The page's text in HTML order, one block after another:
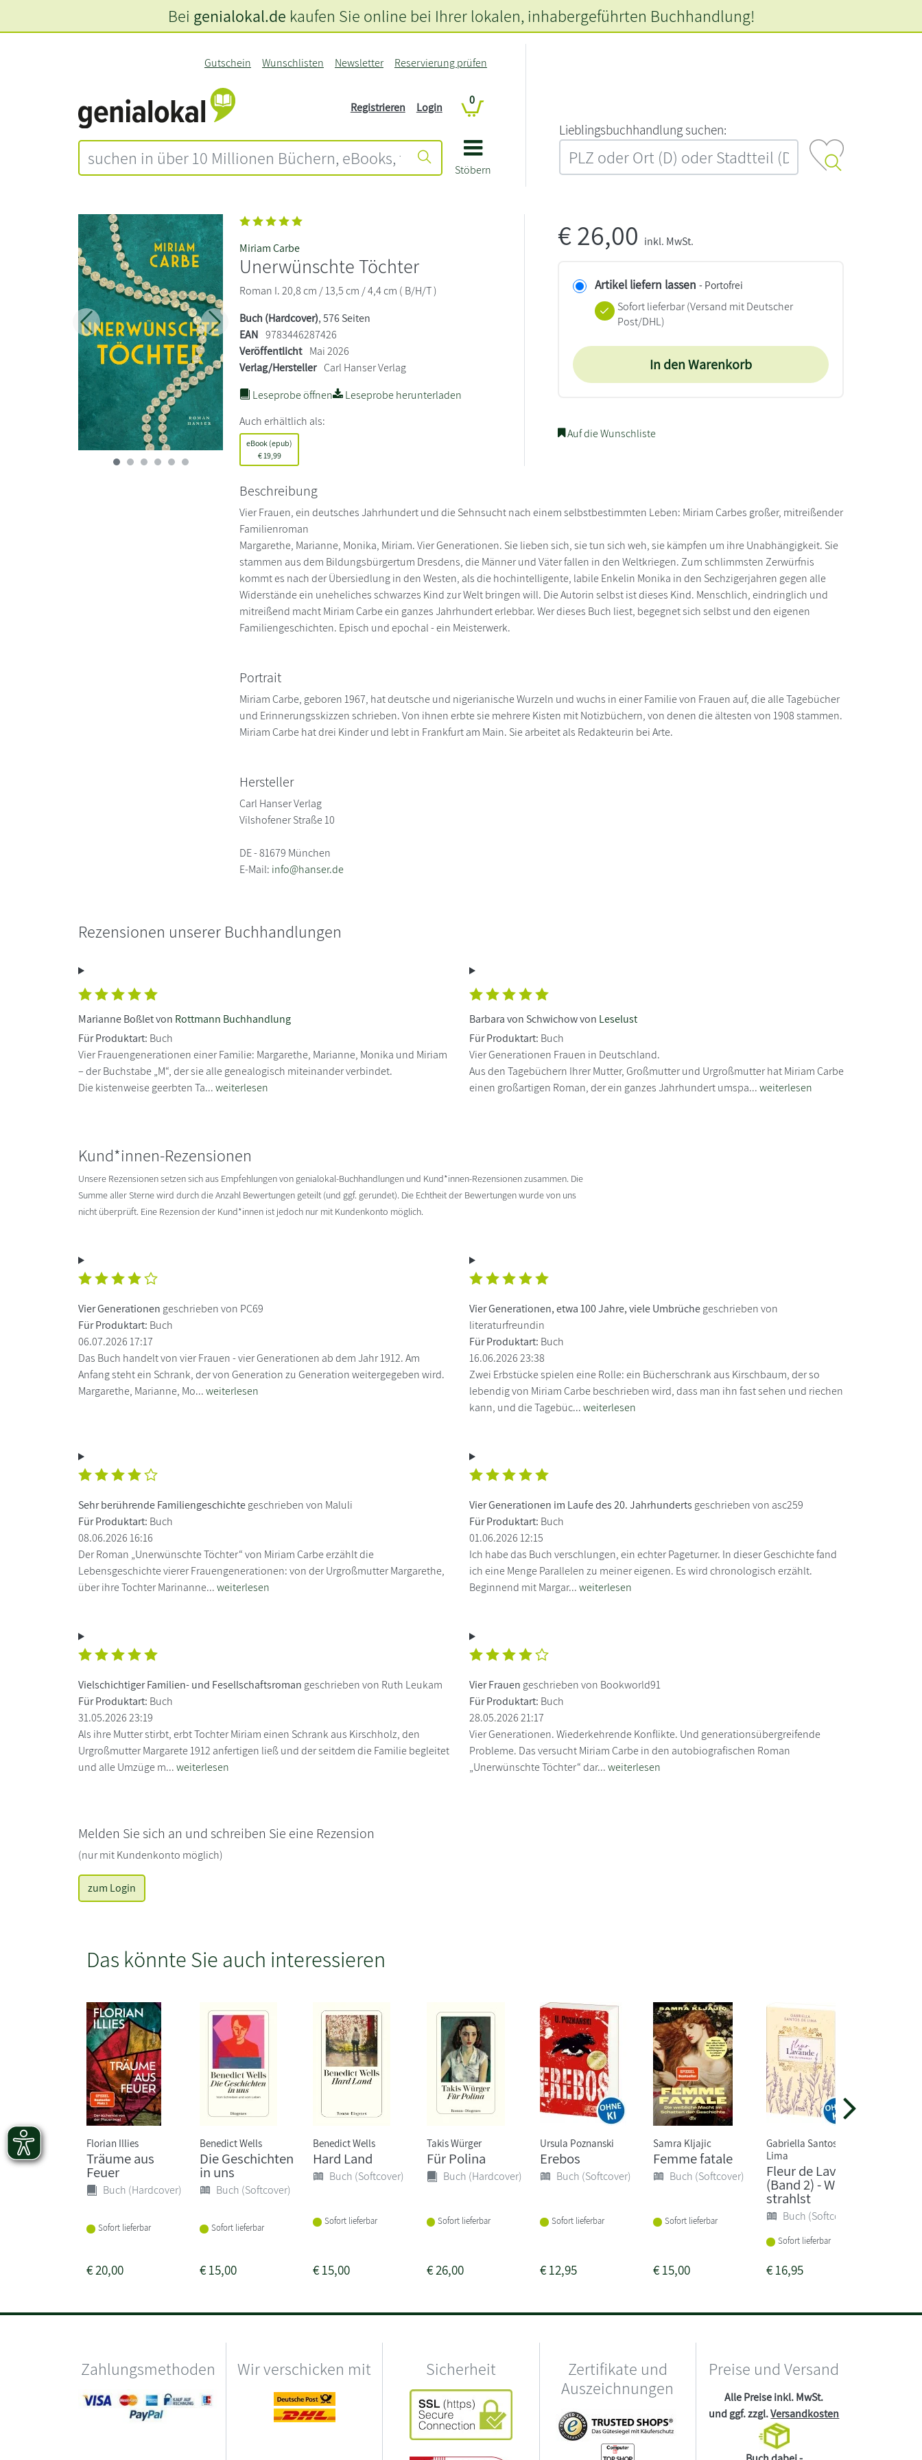
Stöbern
Gutschein Wunschlisten Newsletter Reservierung prüfen
Registrieren Login
0
L‍i‍e‍b‍l‍i‍n‍g‍s‍b‍u‍c‍h‍h‍a‍n‍d‍l‍u‍n‍g‍ ‍s‍u‍c‍h‍e‍n‍:‍
Bei genialokal.de kaufen Sie online bei Ihrer lokalen, inhabergeführten Buchhandlung!
Zurück Weiter
Miriam Carbe
Unerwünschte Töchter
Roman I. 20,8 cm / 13,5 cm / 4,4 cm ( B/H/T )
Buch (Hardcover), 576 Seiten
EAN 9783446287426
Veröffentlicht Mai 2026
Verlag/Hersteller Carl Hanser Verlag
Leseprobe öffnen
Leseprobe herunterladen
Auch erhältlich als:
eBook (epub)
€19,99
€26,00 inkl. MwSt.
Artikel liefern lassen - Portofrei
Sofort lieferbar(Versand mit Deutscher
Post/DHL)
In den Warenkorb
Auf die Wunschliste
Beschreibung
Vier Frauen, ein deutsches Jahrhundert und die Sehnsucht nach einem selbstbestimmten Leben: Miriam Carbes großer, mitreißender
Familienroman
Margarethe, Marianne, Monika, Miriam. Vier Generationen. Sie lieben sich, sie tun sich weh, sie kämpfen um ihre Unabhängigkeit. Sie
stammen aus dem Bildungsbürgertum Dresdens, die Männer und Väter fallen in den Weltkriegen. Zum schlimmsten Zerwürfnis
kommt es nach der Übersiedlung in den Westen, als die hochintelligente, labile Enkelin Monika in den Sechzigerjahren gegen alle
Widerstände ein uneheliches schwarzes Kind zur Welt bringen will. Die Autorin selbst ist dieses Kind. Menschlich, eindringlich und
mitreißend macht Miriam Carbe ein ganzes Jahrhundert erlebbar. Wer dieses Buch liest, begegnet sich selbst und den eigenen
Familiengeschichten. Episch und epochal - ein Meisterwerk.
Portrait
Miriam Carbe, geboren 1967, hat deutsche und nigerianische Wurzeln und wuchs in einer Familie von Frauen auf, die alle Tagebücher
und Erinnerungsskizzen schrieben. Von ihnen erbte sie mehrere Kisten mit Notizbüchern, von denen die ältesten von 1908 stammen.
Miriam Carbe hat drei Kinder und lebt in Frankfurt am Main. Sie arbeitet als Redakteurin bei Arte.
Hersteller
Carl Hanser Verlag
Vilshofener Straße 10
DE - 81679 München
E-Mail: info@hanser.de
Rezensionen unserer Buchhandlungen
Marianne Boßlet von Rottmann Buchhandlung
Für Produktart: Buch
Vier Frauengenerationen einer Familie: Margarethe, Marianne, Monika und Miriam
– der Buchstabe „M“, der sie alle genealogisch miteinander verbindet.
Die kistenweise geerbten Ta...weiterlesen
Barbara von Schwichow von Leselust
Für Produktart: Buch
Vier Generationen Frauen in Deutschland.
Aus den Tagebüchern Ihrer Mutter, Großmutter und Urgroßmutter hat Miriam Carbe
einen großartigen Roman, der ein ganzes Jahrhundert umspa...weiterlesen
Kund*innen-Rezensionen
Unsere Rezensionen setzen sich aus Empfehlungen von genialokal-Buchhandlungen und Kund*innen-Rezensionen zusammen. Die
Summe aller Sterne wird durch die Anzahl Bewertungen geteilt (und ggf. gerundet). Die Echtheit der Bewertungen wurde von uns
nicht überprüft. Eine Rezension der Kund*innen ist jedoch nur mit Kundenkonto möglich.
Vier Generationen geschrieben von PC69
Für Produktart: Buch
06.07.2026 17:17
Das Buch handelt von vier Frauen - vier Generationen ab dem Jahr 1912. Am
Anfang steht ein Schrank, der von Generation zu Generation weitergegeben wird.
Margarethe, Marianne, Mo...weiterlesen
Vier Generationen, etwa 100 Jahre, viele Umbrüchegeschrieben von
literaturfreundin
Für Produktart: Buch
16.06.2026 23:38
Zwei Erbstücke spielen eine Rolle: ein Bücherschrank aus Kirschbaum, der so
lebendig von Miriam Carbe beschrieben wird, dass man ihn fast sehen und riechen
kann, und die Tagebüc...weiterlesen
Sehr berührende Familiengeschichtegeschrieben von Maluli
Für Produktart: Buch
08.06.2026 16:16
Der Roman „Unerwünschte Töchter“ von Miriam Carbe erzählt die
Lebensgeschichte vierer Frauengenerationen: von der Urgroßmutter Margarethe,
über ihre Tochter Marinanne...weiterlesen
Vier Generationen im Laufe des 20. Jahrhunderts geschrieben von asc259
Für Produktart: Buch
01.06.2026 12:15
Ich habe das Buch verschlungen, ein echter Pageturner. In dieser Geschichte fand
ich eine Menge Parallelen zu meiner eigenen. Es wird chronologisch erzählt.
Beginnend mit Margar...weiterlesen
Vielschichtiger Familien- und Fesellschaftsroman geschrieben von Ruth Leukam
Für Produktart: Buch
31.05.2026 23:19
Als ihre Mutter stirbt, erbt Tochter Miriam einen Schrank aus Kirschholz, den
Urgroßmutter Margarete 1912 anfertigen ließ und der seitdem die Familie begleitet
und alle Umzüge m...weiterlesen
Vier Frauen geschrieben von Bookworld91
Für Produktart: Buch
28.05.2026 21:17
Vier Generationen. Wiederkehrende Konflikte. Und generationsübergreifende
Probleme. Das versucht Miriam Carbe in den autobiografischen Roman
„Unerwünschte Töchter“ dar...weiterlesen
Melden Sie sich an und schreiben Sie eine Rezension
(nur mit Kundenkonto möglich)
zum Login
Das könnte Sie auch interessieren
Florian Illies
Träume aus
Feuer
Buch (Hardcover)
Sofort lieferbar
€20,00
Benedict Wells
Die Geschichten
in uns
Buch (Softcover)
Sofort lieferbar
€15,00
Benedict Wells
Hard Land
Buch (Softcover)
Sofort lieferbar
€15,00
Takis Würger
Für Polina
Buch (Hardcover)
Sofort lieferbar
€26,00
Ursula Poznanski
Erebos
Buch (Softcover)
Sofort lieferbar
€12,95
Samra Kljajic
Femme fatale
Buch (Softcover)
Sofort lieferbar
€15,00
Gabriella Santos de
Lima
Fleur de Lavande
(Band 2) - Wie du
strahlst
Buch (Softcover)
Sofort lieferbar
€16,95
Zahlungsmethoden Wir verschicken mit Sicherheit
Zertifikate und
Auszeichnungen
Preise und Versand
Alle Preise inkl. MwSt.
und ggf. zzgl.Versandkosten